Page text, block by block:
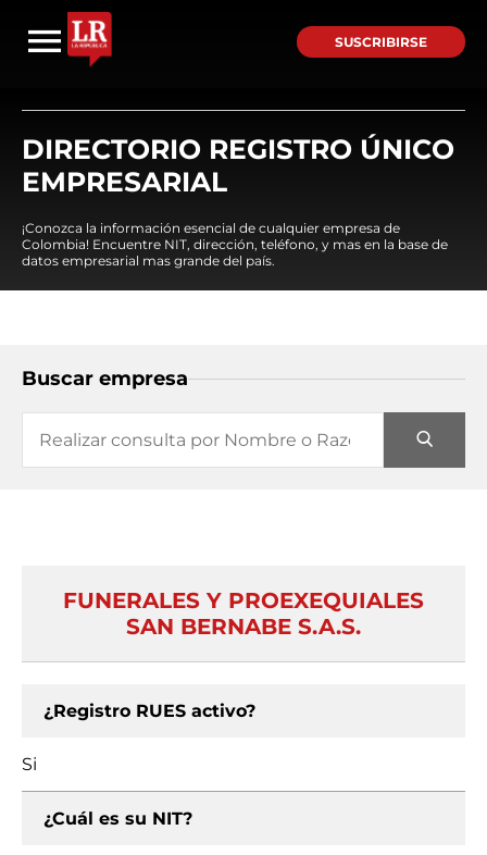
SUSCRIBIRSE
DIRECTORIO REGISTRO ÚNICO
EMPRESARIAL
¡Conozca la información esencial de cualquier empresa de
Colombia! Encuentre NIT, dirección, teléfono, y mas en la base de
datos empresarial mas grande del país.
Buscar empresa
FUNERALES Y PROEXEQUIALES
SAN BERNABE S.A.S.
¿Registro RUES activo?
Si
¿Cuál es su NIT?